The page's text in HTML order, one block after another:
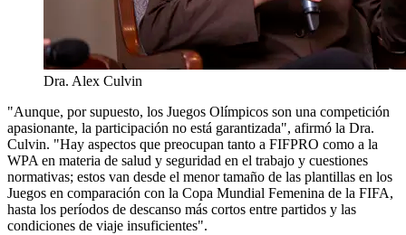
Dra. Alex Culvin
"Aunque, por supuesto, los Juegos Olímpicos son una competición
apasionante, la participación no está garantizada", afirmó la Dra.
Culvin. "Hay aspectos que preocupan tanto a FIFPRO como a la
WPA en materia de salud y seguridad en el trabajo y cuestiones
normativas; estos van desde el menor tamaño de las plantillas en los
Juegos en comparación con la Copa Mundial Femenina de la FIFA,
hasta los períodos de descanso más cortos entre partidos y las
condiciones de viaje insuficientes".